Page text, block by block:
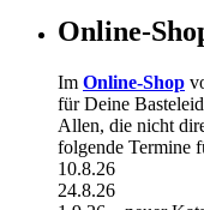
Online-
Im Online-Shop
für Deine
Allen, die nicht
folgende Termine
10.8.26
24.8.26